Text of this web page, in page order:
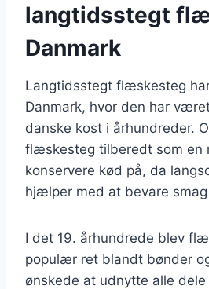
langtidsstegt
Danmark
Langtidsstegt flæskesteg
Danmark, hvor den har
danske kost i århundreder.
flæskesteg tilberedt som en
konservere kød på, da
hjælper med at bevare
I det 19. århundrede blev
populær ret blandt bønder
ønskede at udnytte alle